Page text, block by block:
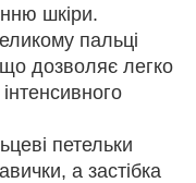
шкіри.
пальці
дозволяє легко
петельки
а застібка